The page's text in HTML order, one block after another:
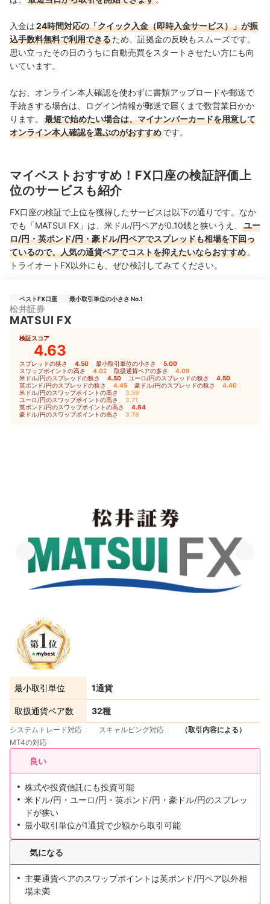
入金は24時間対応の「クイック入金（即時入金サービス）」が振
込手数料無料で利用できるため、証拠金の反映もスムーズです。
思い立ったその日のうちに自動売買をスタートさせたい方にも向
いています。
なお、オンライン本人確認を使わずに書類アップロードや郵送で
手続きする場合は、ログイン情報が郵送で届くまで数営業日かか
ります。
最短で始めたい場合は、マイナンバーカードを用意して
オンライン本人確認を選ぶのがおすすめです。
マイベストおすすめ！FX口座の検証評価上
位のサービスも紹介
FX口座の検証で上位を獲得したサービスは以下の通りです。なか
でも「MATSUI FX」は、米ドル/円ペアが0.10銭と狭いうえ、
ユー
ロ/円・英ポンド/円・豪ドル/円ペアでスプレッドも相場を下回っ
ているので、人気の通貨ペアでコストを抑えたいならおすすめ 。
トライオートFX以外にも、ぜひ検討してみてください。
ベストFX口座 最小取引単位の小ささ No.1
松井証券
MATSUI FX
検証スコア
4.63
スプレッドの狭さ 4.50 最小取引単位の小ささ 5.00
スワップポイントの高さ 4.02 取扱通貨ペアの多さ 4.09
米ドル/円のスプレッドの狭さ 4.50 ユーロ/円のスプレッドの狭さ 4.50
英ポンド/円のスプレッドの狭さ 4.45 豪ドル/円のスプレッドの狭さ 4.40
米ドル/円のスワップポイントの高さ 3.59
ユーロ/円のスワップポイントの高さ 3.71
英ポンド/円のスワップポイントの高さ 4.84
豪ドル/円のスワップポイントの高さ 3.78
最小取引単位 1通貨
取扱通貨ペア数 32種
システムトレード対応 スキャルピング対応
（取引内容による）
MT4の対応
良い
株式や投資信託にも投資可能
米ドル/円・ユーロ/円・英ポンド/円・豪ドル/円のスプレッ
ドが狭い
最小取引単位が1通貨で少額から取引可能
気になる
主要通貨ペアのスワップポイントは英ポンド/円ペア以外相
場未満